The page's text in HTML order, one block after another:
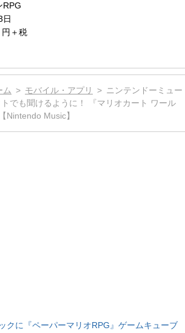
RPG
日
＋税
ム モバイル・アプリ
ニンテンドーミュー
でも聞けるように！ 『マリオカート ワール
Nintendo Music】
クに『ペーパーマリオRPG』ゲームキューブ